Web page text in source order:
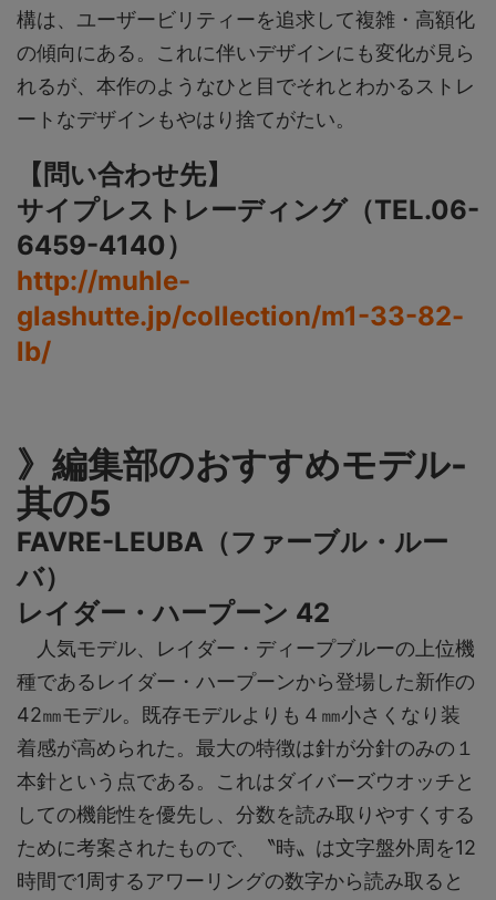
構は、ユーザービリティーを追求して複雑・高額化
の傾向にある。これに伴いデザインにも変化が見ら
れるが、本作のようなひと目でそれとわかるストレ
ートなデザインもやはり捨てがたい。
【問い合わせ先】
サイプレストレーディング（TEL.06-
6459-4140）
http://muhle-
glashutte.jp/collection/m1-33-82-
lb/
》編集部のおすすめモデル-
其の5
FAVRE-LEUBA（ファーブル・ルー
バ）
レイダー・ハープーン 42
人気モデル、レイダー・ディープブルーの上位機
種であるレイダー・ハープーンから登場した新作の
42㎜モデル。既存モデルよりも４㎜小さくなり装
着感が高められた。最大の特徴は針が分針のみの１
本針という点である。これはダイバーズウオッチと
しての機能性を優先し、分数を読み取りやすくする
ために考案されたもので、〝時〟は文字盤外周を12
時間で1周するアワーリングの数字から読み取ると